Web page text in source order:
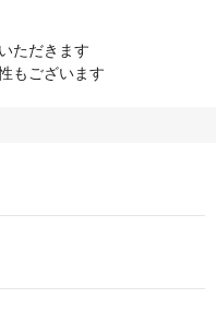
ただきます
もございます